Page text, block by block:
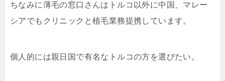
ちなみに薄毛の窓口さんはトルコ以外に中国、マレー
シアでもクリニックと植毛業務提携しています。
個人的には親日国で有名なトルコの方を選びたい。